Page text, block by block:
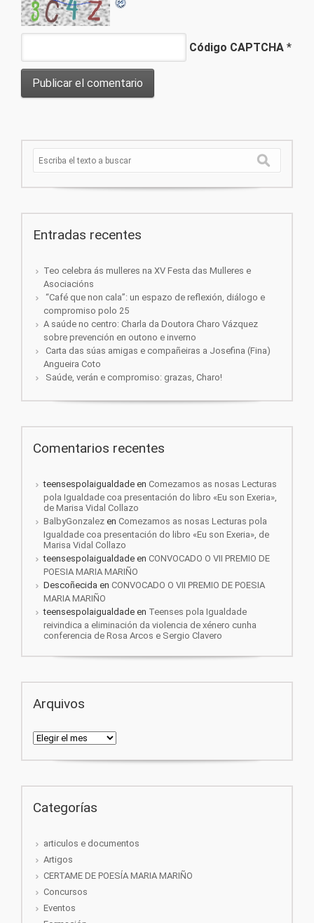
Código CAPTCHA *
Entradas recentes
Teo celebra ás mulleres na XV Festa das Mulleres e
Asociacións
“Café que non cala”: un espazo de reflexión, diálogo e
compromiso polo 25
A saúde no centro: Charla da Doutora Charo Vázquez
sobre prevención en outono e inverno
Carta das súas amigas e compañeiras a Josefina (Fina)
Angueira Coto
Saúde, verán e compromiso: grazas, Charo!
Comentarios recentes
teensespolaigualdade en Comezamos as nosas Lecturas
pola Igualdade coa presentación do libro «Eu son Exeria»,
de Marisa Vidal Collazo
BalbyGonzalez en Comezamos as nosas Lecturas pola
Igualdade coa presentación do libro «Eu son Exeria», de
Marisa Vidal Collazo
teensespolaigualdade en CONVOCADO O VII PREMIO DE
POESIA MARIA MARIÑO
Descoñecida en CONVOCADO O VII PREMIO DE POESIA
MARIA MARIÑO
teensespolaigualdade en Teenses pola Igualdade
reivindica a eliminación da violencia de xénero cunha
conferencia de Rosa Arcos e Sergio Clavero
Arquivos
Arquivos
Categorías
articulos e documentos
Artigos
CERTAME DE POESÍA MARIA MARIÑO
Concursos
Eventos